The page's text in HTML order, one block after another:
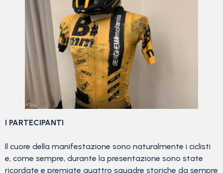
I PARTECIPANTI
Il cuore della manifestazione sono naturalmente i ciclisti
e, come sempre, durante la presentazione sono state
ricordate e premiate quattro squadre storiche da sempre